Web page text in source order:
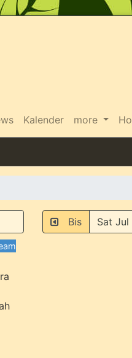
Kalender more
Bis